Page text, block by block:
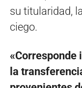
su titularidad,
ciego.
la